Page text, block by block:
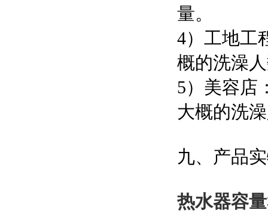
量。
4）工地工
概的洗澡
5）美容店
大概的洗
九、产品
热水器容